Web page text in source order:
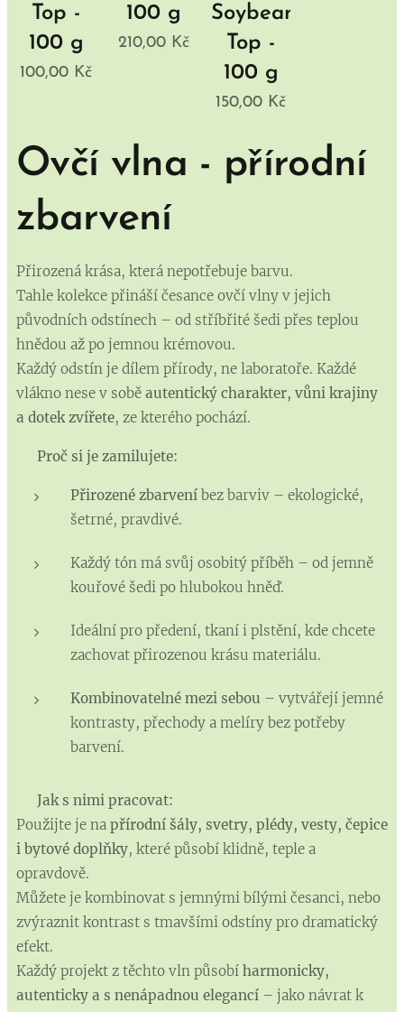
Top -
100 g
100,00 Kč
100 g
210,00Kč
Soybean
Top -
100 g
150,00 Kč
Ovčí vlna - přírodní
zbarvení
Přirozená krása, která nepotřebuje barvu.
Tahle kolekce přináší česance ovčí vlny v jejich
původních odstínech – od stříbřité šedi přes teplou
hnědou až po jemnou krémovou.
Každý odstín je dílem přírody, ne laboratoře. Každé
vlákno nese v sobě autentický charakter, vůni krajiny
a dotek zvířete, ze kterého pochází.
Proč si je zamilujete:
Přirozené zbarvení bez barviv – ekologické,
šetrné, pravdivé.
Každý tón má svůj osobitý příběh – od jemně
kouřové šedi po hlubokou hněď.
Ideální pro předení, tkaní i plstění, kde chcete
zachovat přirozenou krásu materiálu.
Kombinovatelné mezi sebou – vytvářejí jemné
kontrasty, přechody a melíry bez potřeby
barvení.
Jak s nimi pracovat:
Použijte je na přírodní šály, svetry, plédy, vesty, čepice
i bytové doplňky, které působí klidně, teple a
opravdově.
Můžete je kombinovat s jemnými bílými česanci, nebo
zvýraznit kontrast s tmavšími odstíny pro dramatický
efekt.
Každý projekt z těchto vln působí harmonicky,
autenticky a s nenápadnou elegancí – jako návrat k